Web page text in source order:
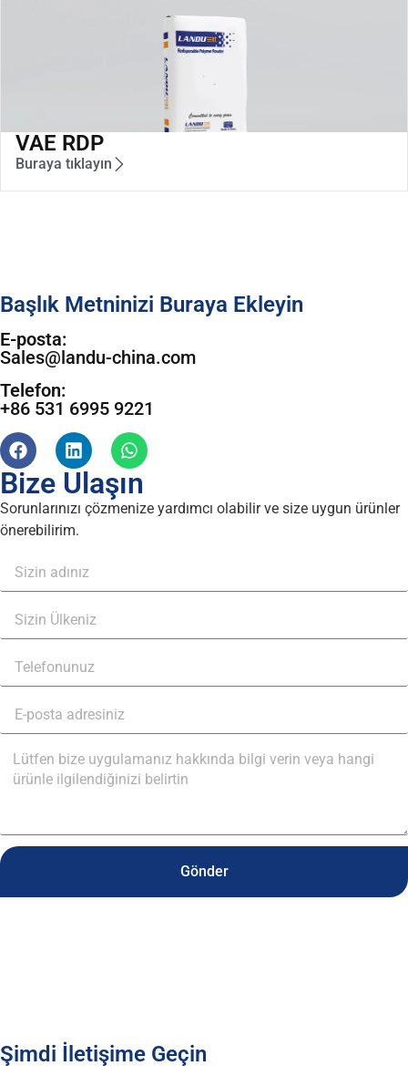
VAE RDP
Buraya tıklayın
Başlık Metninizi Buraya Ekleyin
E-posta:
Sales@landu-china.com
Telefon:
+86 531 6995 9221
Bize Ulaşın
Sorunlarınızı çözmenize yardımcı olabilir ve size uygun ürünler
önerebilirim.
Gönder
Şimdi İletişime Geçin